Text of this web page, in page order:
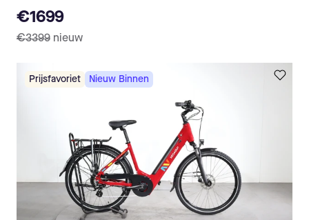
€1699
€3399 nieuw
Prijsfavoriet Nieuw Binnen